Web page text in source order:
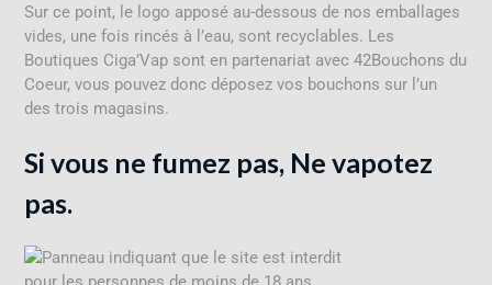
Sur ce point, le logo apposé au-dessous de nos emballages
vides, une fois rincés à l’eau, sont recyclables. Les
Boutiques Ciga’Vap sont en partenariat avec 42Bouchons du
Coeur, vous pouvez donc déposez vos bouchons sur l’un
des trois magasins.
Si vous ne fumez pas, Ne vapotez
pas.